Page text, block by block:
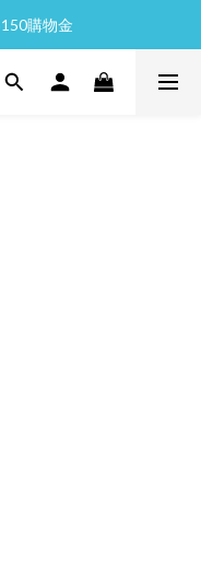
免運
購物金
免運